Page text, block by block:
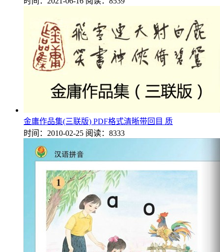
金庸作品集(三联版) PDF格式清晰带回目 质
时间：2010-02-25 阅读：8333